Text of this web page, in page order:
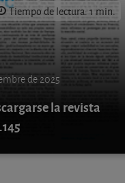
Tiempo de lectura: 1 min.
de 2025
la revista